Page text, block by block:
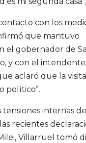
con los
que mantuvo
el gobernador de
, y con el
aclaró que la
político”.
tensiones internas
recientes
, Villarruel tomó